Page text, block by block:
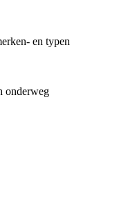
en typen
onderweg